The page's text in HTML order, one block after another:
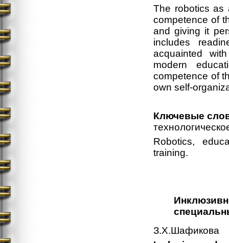
The robotics as
competence of
and giving it
includes
acquainted
modern
competence of
own self-
Ключевые
Robotics,
training.
З.Х.Шафикова